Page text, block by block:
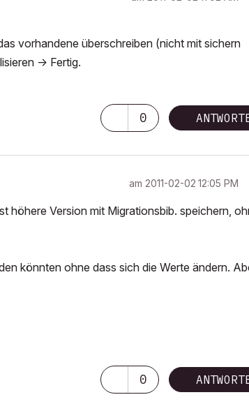
vorhandene überschreiben (nicht mit sichern
-> Fertig.
0
am ‎2011-02-02 12:05 PM
höhere Version mit Migrationsbib. speichern,
könnten ohne dass sich die Werte ändern.
0